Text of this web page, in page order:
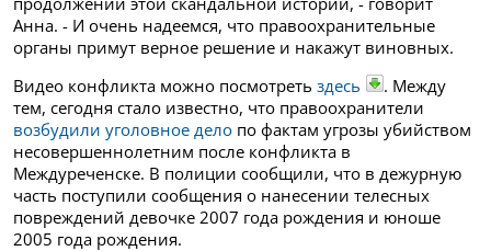
Анна. - И очень надеемся, что правоохранительные
органы примут верное решение и накажут виновных.
Видео конфликта можно посмотреть здесь
. Между
тем, сегодня стало известно, что правоохранители
возбудили уголовное дело по фактам угрозы убийством
несовершеннолетним после конфликта в
Междуреченске. В полиции сообщили, что в дежурную
часть поступили сообщения о нанесении телесных
повреждений девочке 2007 года рождения и юноше
2005 года рождения.